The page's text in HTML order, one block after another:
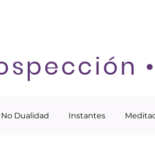
No Dualidad Instantes